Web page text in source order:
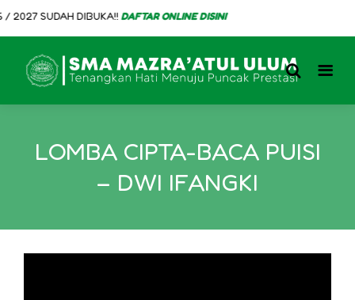
2027 SUDAH DIBUKA!!DAFTAR ONLINE DISINI
LOMBA CIPTA-BACA PUISI
– DWI IFANGKI